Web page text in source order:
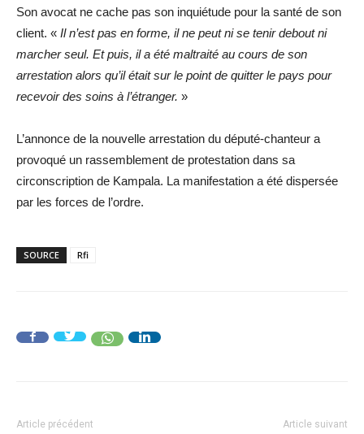
Son avocat ne cache pas son inquiétude pour la santé de son
client. « Il n’est pas en forme, il ne peut ni se tenir debout ni
marcher seul. Et puis, il a été maltraité au cours de son
arrestation alors qu’il était sur le point de quitter le pays pour
recevoir des soins à l’étranger. »
L’annonce de la nouvelle arrestation du député-chanteur a
provoqué un rassemblement de protestation dans sa
circonscription de Kampala. La manifestation a été dispersée
par les forces de l’ordre.
SOURCE Rfi
Article précédent Article suivant